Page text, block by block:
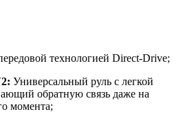
технологией Direct-Drive;
Универсальный руль с легкой
обратную связь даже на
момента;